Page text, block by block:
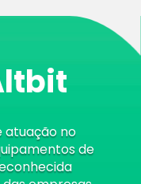
atuação no
de